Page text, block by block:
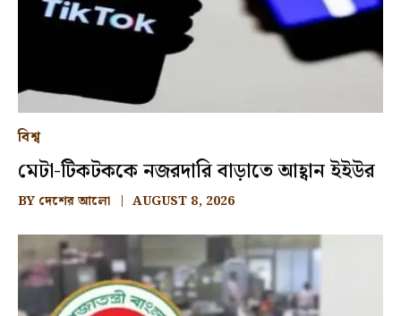
বিশ্ব
মেটা-টিকটককে নজরদারি বাড়াতে আহ্বান ইইউর
BY দেশের আলো AUGUST 8, 2026